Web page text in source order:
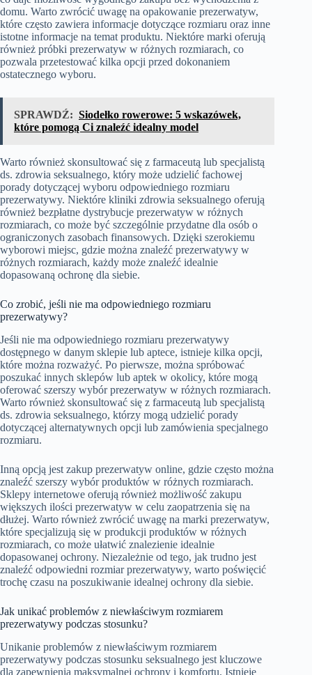
domu. Warto zwrócić uwagę na opakowanie prezerwatyw,
które często zawiera informacje dotyczące rozmiaru oraz inne
istotne informacje na temat produktu. Niektóre marki oferują
również próbki prezerwatyw w różnych rozmiarach, co
pozwala przetestować kilka opcji przed dokonaniem
ostatecznego wyboru.
SPRAWDŹ: Siodełko rowerowe: 5 wskazówek,
które pomogą Ci znaleźć idealny model
Warto również skonsultować się z farmaceutą lub specjalistą
ds. zdrowia seksualnego, który może udzielić fachowej
porady dotyczącej wyboru odpowiedniego rozmiaru
prezerwatywy. Niektóre kliniki zdrowia seksualnego oferują
również bezpłatne dystrybucje prezerwatyw w różnych
rozmiarach, co może być szczególnie przydatne dla osób o
ograniczonych zasobach finansowych. Dzięki szerokiemu
wyborowi miejsc, gdzie można znaleźć prezerwatywy w
różnych rozmiarach, każdy może znaleźć idealnie
dopasowaną ochronę dla siebie.
Co zrobić, jeśli nie ma odpowiedniego rozmiaru
prezerwatywy?
Jeśli nie ma odpowiedniego rozmiaru prezerwatywy
dostępnego w danym sklepie lub aptece, istnieje kilka opcji,
które można rozważyć. Po pierwsze, można spróbować
poszukać innych sklepów lub aptek w okolicy, które mogą
oferować szerszy wybór prezerwatyw w różnych rozmiarach.
Warto również skonsultować się z farmaceutą lub specjalistą
ds. zdrowia seksualnego, którzy mogą udzielić porady
dotyczącej alternatywnych opcji lub zamówienia specjalnego
rozmiaru.
Inną opcją jest zakup prezerwatyw online, gdzie często można
znaleźć szerszy wybór produktów w różnych rozmiarach.
Sklepy internetowe oferują również możliwość zakupu
większych ilości prezerwatyw w celu zaopatrzenia się na
dłużej. Warto również zwrócić uwagę na marki prezerwatyw,
które specjalizują się w produkcji produktów w różnych
rozmiarach, co może ułatwić znalezienie idealnie
dopasowanej ochrony. Niezależnie od tego, jak trudno jest
znaleźć odpowiedni rozmiar prezerwatywy, warto poświęcić
trochę czasu na poszukiwanie idealnej ochrony dla siebie.
Jak unikać problemów z niewłaściwym rozmiarem
prezerwatywy podczas stosunku?
Unikanie problemów z niewłaściwym rozmiarem
prezerwatywy podczas stosunku seksualnego jest kluczowe
dla zapewnienia maksymalnej ochrony i komfortu. Istnieje